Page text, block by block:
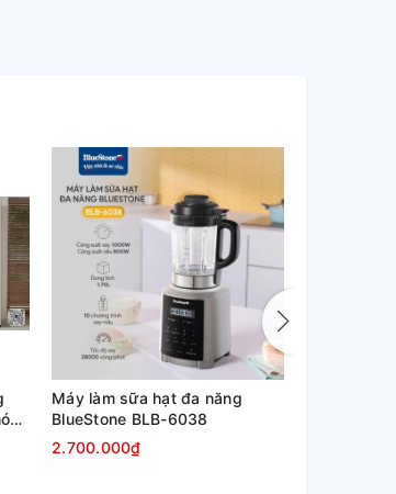
Máy làm sữa hạt đa năng
BlueStone BLB-6038
2.700.000₫